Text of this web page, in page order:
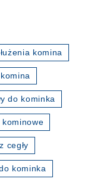
komina
do kominka
kominowe
cegły
kominka